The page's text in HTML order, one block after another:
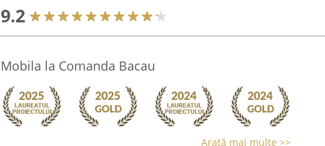
9.2
Mobila la Comanda Bacau
Arată mai multe >>